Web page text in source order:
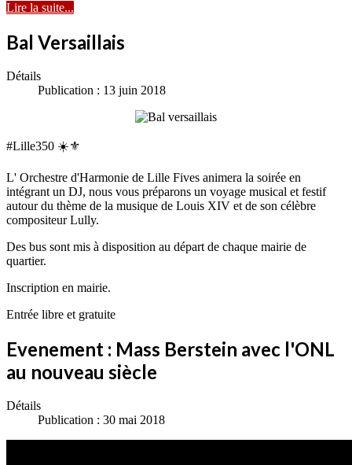
Lire la suite...
Bal Versaillais
Détails
Publication : 13 juin 2018
#Lille350 ☀️⚜️
L' Orchestre d'Harmonie de Lille Fives animera la soirée en
intégrant un DJ, nous vous préparons un voyage musical et festif
autour du thème de la musique de Louis XIV et de son célèbre
compositeur Lully.
Des bus sont mis à disposition au départ de chaque mairie de
quartier.
Inscription en mairie.
Entrée libre et gratuite
Evenement : Mass Berstein avec l'ONL
au nouveau siècle
Détails
Publication : 30 mai 2018